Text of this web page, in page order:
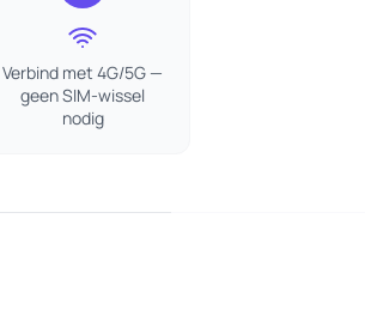
Verbind met 4G/5G —
geen SIM-wissel
nodig